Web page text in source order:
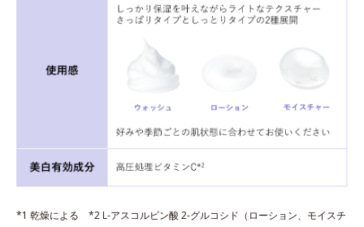
*1 乾燥による *2 L-アスコルビン酸 2-グルコシド（ローション、モイスチ